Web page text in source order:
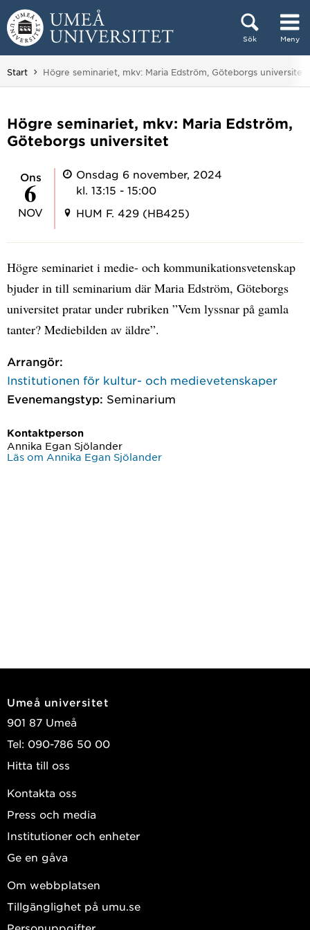
Hoppa direkt till innehållet
Sök Meny
Huvudmenyn dold.
Start Du är här:
Högre seminariet, mkv: Maria Edström, Göteborgs universitet
Högre seminariet, mkv: Maria Edström,
Göteborgs universitet
ons
6
NOV
Onsdag 6 november, 2024
kl. 13:15 - 15:00
HUM F. 429 (HB425)
Högre seminariet i medie- och kommunikationsvetenskap
bjuder in till seminarium där Maria Edström, Göteborgs
universitet pratar under rubriken ”Vem lyssnar på gamla
tanter? Mediebilden av äldre”.
Arrangör:
Institutionen för kultur- och medievetenskaper
Evenemangstyp: Seminarium
Kontaktperson
Annika Egan Sjölander
Läs om Annika Egan Sjölander
Umeå universitet
901 87 Umeå
Tel: 090-786 50 00
Hitta till oss
Kontakta oss
Press och media
Institutioner och enheter
Ge en gåva
Om webbplatsen
Tillgänglighet på umu.se